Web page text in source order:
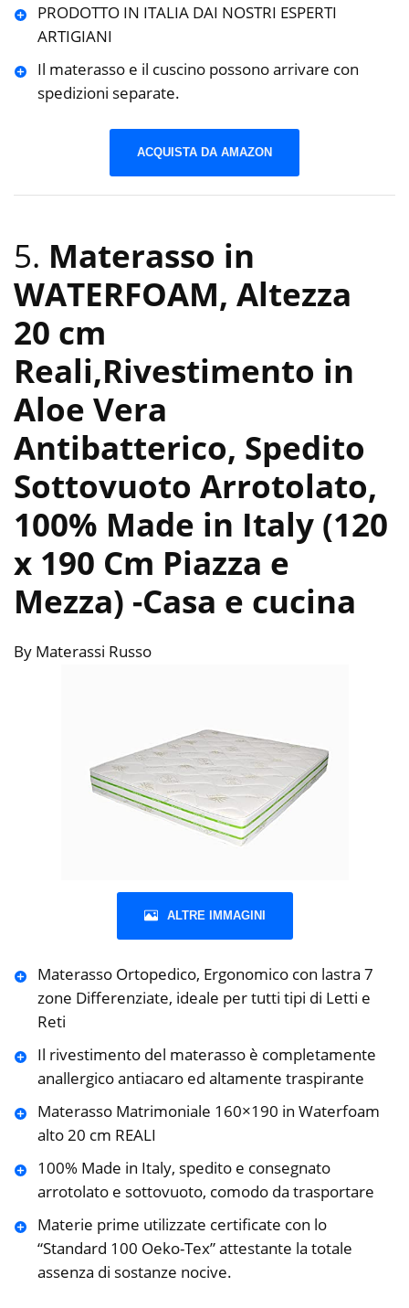
PRODOTTO IN ITALIA DAI NOSTRI ESPERTI
ARTIGIANI
Il materasso e il cuscino possono arrivare con
spedizioni separate.
ACQUISTA DA AMAZON
5. Materasso in
WATERFOAM, Altezza
20 cm
Reali,Rivestimento in
Aloe Vera
Antibatterico, Spedito
Sottovuoto Arrotolato,
100% Made in Italy (120
x 190 Cm Piazza e
Mezza) -Casa e cucina
By Materassi Russo
ALTRE IMMAGINI
Materasso Ortopedico, Ergonomico con lastra 7
zone Differenziate, ideale per tutti tipi di Letti e
Reti
Il rivestimento del materasso è completamente
anallergico antiacaro ed altamente traspirante
Materasso Matrimoniale 160×190 in Waterfoam
alto 20 cm REALI
100% Made in Italy, spedito e consegnato
arrotolato e sottovuoto, comodo da trasportare
Materie prime utilizzate certificate con lo
“Standard 100 Oeko-Tex” attestante la totale
assenza di sostanze nocive.